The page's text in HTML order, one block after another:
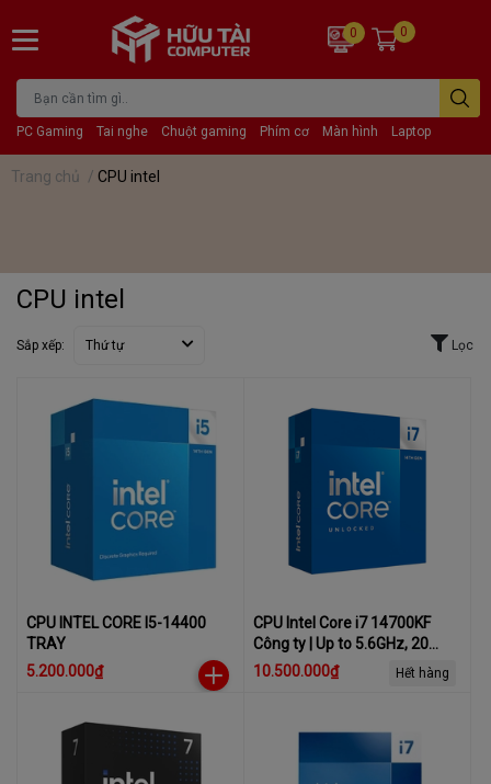
PC Gaming Tai nghe Chuột gaming Phím cơ Màn hình Laptop
0 0
Trang chủ / CPU intel
CPU intel
Sắp xếp: Thứ tự Lọc
CPU INTEL CORE I5-14400
TRAY
5.200.000₫
CPU Intel Core i7 14700KF
Công ty | Up to 5.6GHz, 20
cores 28 threads
10.500.000₫ Hết hàng